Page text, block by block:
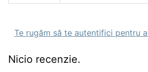
Te rugăm să te autentifici pentru
Nicio recenzie.